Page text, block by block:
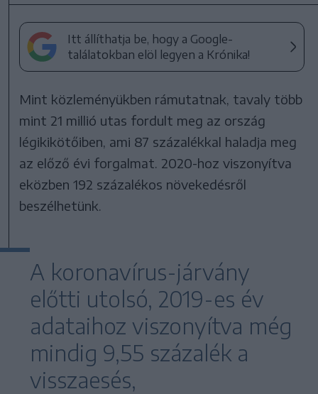
Itt állíthatja be, hogy a Google-
találatokban elöl legyen a Krónika!
Mint közleményükben rámutatnak, tavaly több
mint 21 millió utas fordult meg az ország
légikikötőiben, ami 87 százalékkal haladja meg
az előző évi forgalmat. 2020-hoz viszonyítva
eközben 192 százalékos növekedésről
beszélhetünk.
A koronavírus-járvány
előtti utolsó, 2019-es év
adataihoz viszonyítva még
mindig 9,55 százalék a
visszaesés,